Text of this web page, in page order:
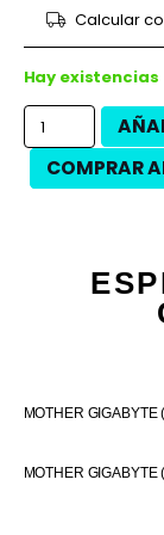
12 cuotas
9 cuotasCalcular
Hay existencias
COMPRAR
MOTHER
MOTHER